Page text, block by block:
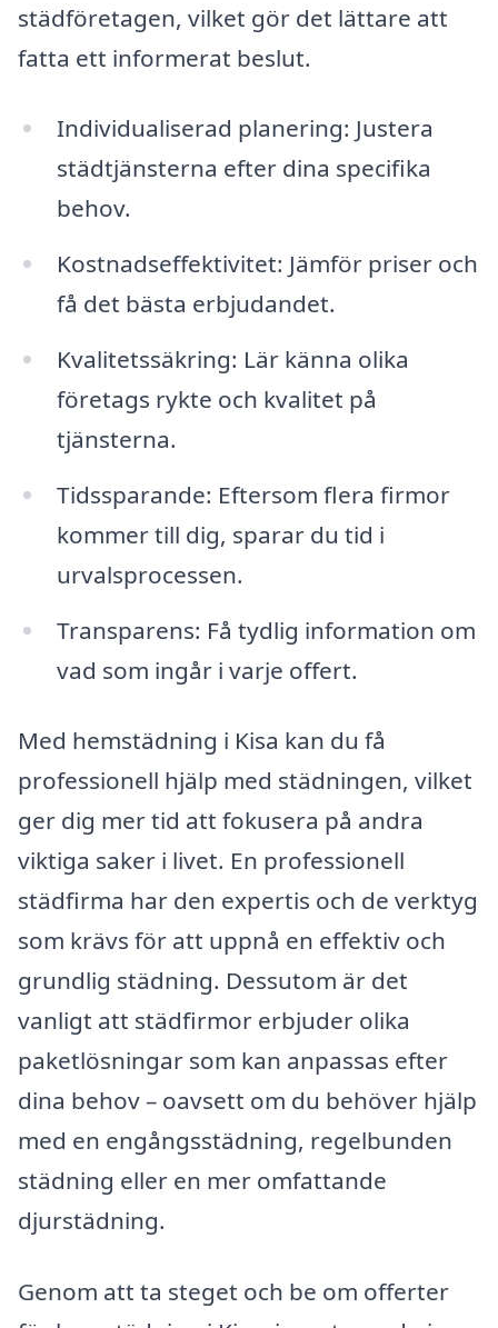
städföretagen, vilket gör det lättare att
fatta ett informerat beslut.
Individualiserad planering: Justera
städtjänsterna efter dina specifika
behov.
Kostnadseffektivitet: Jämför priser och
få det bästa erbjudandet.
Kvalitetssäkring: Lär känna olika
företags rykte och kvalitet på
tjänsterna.
Tidssparande: Eftersom flera firmor
kommer till dig, sparar du tid i
urvalsprocessen.
Transparens: Få tydlig information om
vad som ingår i varje offert.
Med hemstädning i Kisa kan du få
professionell hjälp med städningen, vilket
ger dig mer tid att fokusera på andra
viktiga saker i livet. En professionell
städfirma har den expertis och de verktyg
som krävs för att uppnå en effektiv och
grundlig städning. Dessutom är det
vanligt att städfirmor erbjuder olika
paketlösningar som kan anpassas efter
dina behov – oavsett om du behöver hjälp
med en engångsstädning, regelbunden
städning eller en mer omfattande
djurstädning.
Genom att ta steget och be om offerter